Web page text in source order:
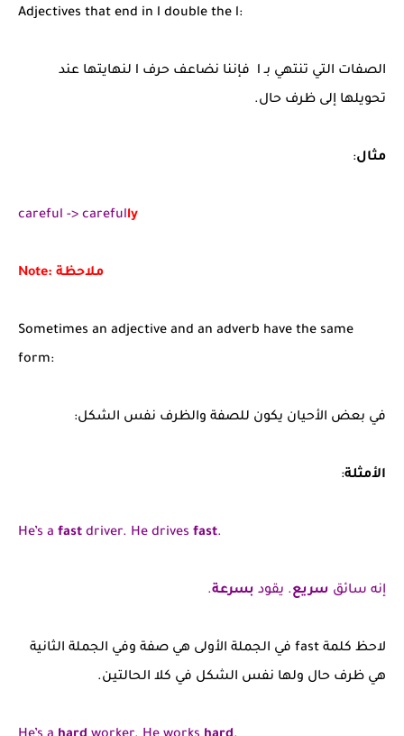
Adjectives that end in l double the l:
الصفات التي تنتهي بـ l فإننا نضاعف حرف l لنهايتها عند
تحويلها إلى ظرف حال.
مثال:
careful -> carefully
Note: ملاحظة
Sometimes an adjective and an adverb have the same
form:
في بعض الأحيان يكون للصفة والظرف نفس الشكل:
الأمثلة:
He’s a fast driver. He drives fast.
إنه سائق سريع. يقود بسرعة.
لاحظ كلمة fast في الجملة الأولى هي صفة وفي الجملة الثانية
هي ظرف حال ولها نفس الشكل في كلا الحالتين.